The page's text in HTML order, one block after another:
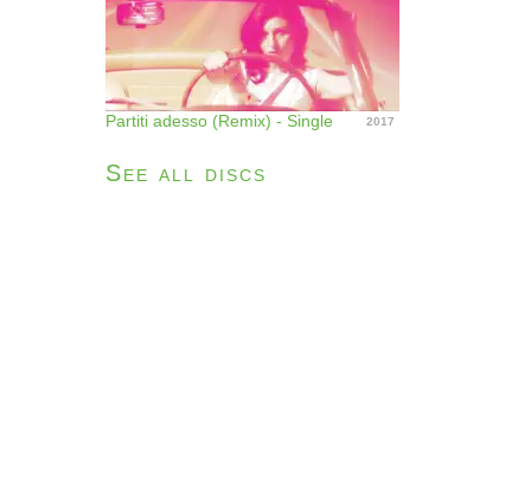
Partiti adesso (Remix) - Single 2017
See all discs